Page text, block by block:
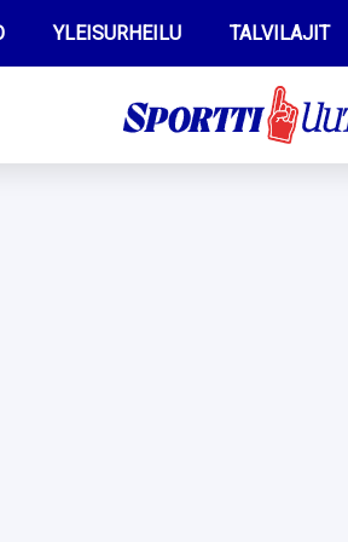
YLEISURHEILU TALVILAJIT